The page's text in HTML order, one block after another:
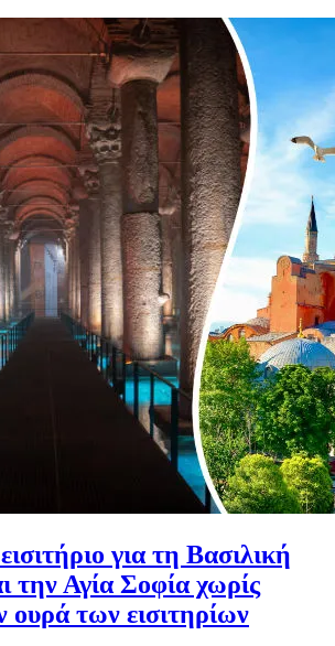
για τη Βασιλική
την Αγία Σοφία χωρίς
ουρά των εισιτηρίων